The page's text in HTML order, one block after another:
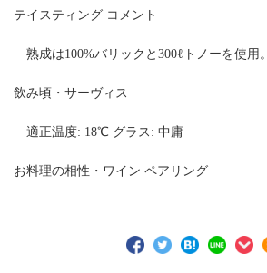
テイスティング コメント
熟成は100%バリックと300ℓトノーを使用。
飲み頃・サーヴィス
適正温度: 18℃ グラス: 中庸
お料理の相性・ワイン ペアリング